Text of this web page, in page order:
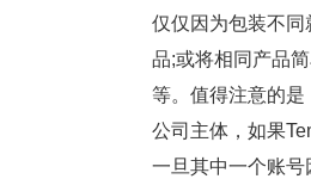
仅仅因为包装不
品;或将相同产品
等。值得注意的
公司主体，如果
一旦其中一个账